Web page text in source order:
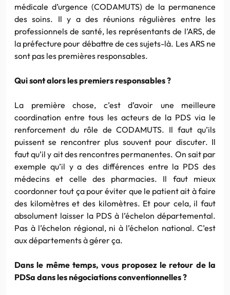
médicale d’urgence (CODAMUTS) de la permanence
des soins. Il y a des réunions régulières entre les
professionnels de santé, les représentants de l’ARS, de
la préfecture pour débattre de ces sujets-là. Les ARS ne
sont pas les premières responsables.
Qui sont alors les premiers responsables ?
La première chose, c’est d’avoir une meilleure
coordination entre tous les acteurs de la PDS via le
renforcement du rôle de CODAMUTS. Il faut qu’ils
puissent se rencontrer plus souvent pour discuter. Il
faut qu’il y ait des rencontres permanentes. On sait par
exemple qu’il y a des différences entre la PDS des
médecins et celle des pharmacies. Il faut mieux
coordonner tout ça pour éviter que le patient ait à faire
des kilomètres et des kilomètres. Et pour cela, il faut
absolument laisser la PDS à l’échelon départemental.
Pas à l’échelon régional, ni à l’échelon national. C’est
aux départements à gérer ça.
Dans le même temps, vous proposez le retour de la
PDSa dans les négociations conventionnelles ?